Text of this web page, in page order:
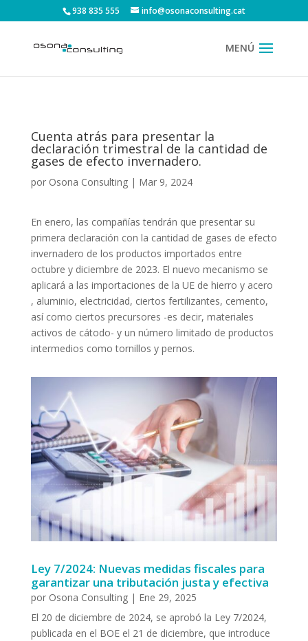
938 835 555 info@osonaconsulting.cat
Cuenta atrás para presentar la
declaración trimestral de la cantidad de
gases de efecto invernadero.
por Osona Consulting| Mar 9, 2024
En enero, las compañías tendrán que presentar su
primera declaración con la cantidad de gases de efecto
invernadero de los productos importados entre
octubre y diciembre de 2023. El nuevo mecanismo se
aplicará a las importaciones de la UE de hierro y acero
, aluminio, electricidad, ciertos fertilizantes, cemento,
así como ciertos precursores -es decir, materiales
activos de cátodo- y un número limitado de productos
intermedios como tornillos y pernos.
Ley 7/2024: Nuevas medidas fiscales para
garantizar una tributación justa y efectiva
por Osona Consulting| Ene 29, 2025
El 20 de diciembre de 2024, se aprobó la Ley 7/2024,
publicada en el BOE el 21 de diciembre, que introduce